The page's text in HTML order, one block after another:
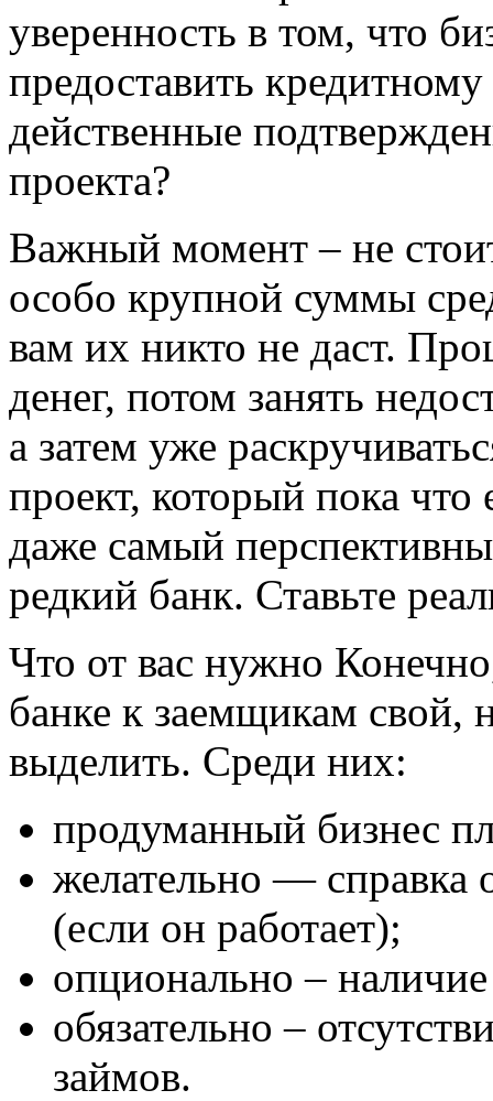
уверенность в том, что
предоставить
действенные
проекта?
Важный момент – не
особо крупной суммы
вам их никто не даст.
денег, потом занять
а затем уже
проект, который пока что
даже самый
редкий банк. Ставьте
Что от вас нужно
банке к заемщикам
выделить. Среди них:
продуманный бизнес
желательно — справка
(если он работает);
опционально –
обязательно –
займов.